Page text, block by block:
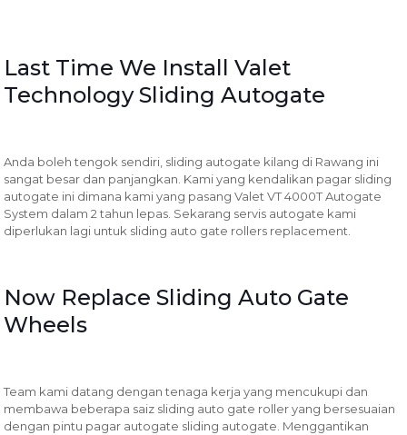
Last Time We Install Valet
Technology Sliding Autogate
Anda boleh tengok sendiri, sliding autogate kilang di Rawang ini
sangat besar dan panjangkan. Kami yang kendalikan pagar sliding
autogate ini dimana kami yang pasang Valet VT 4000T Autogate
System dalam 2 tahun lepas. Sekarang servis autogate kami
diperlukan lagi untuk sliding auto gate rollers replacement.
Now Replace Sliding Auto Gate
Wheels
Team kami datang dengan tenaga kerja yang mencukupi dan
membawa beberapa saiz sliding auto gate roller yang bersesuaian
dengan pintu pagar autogate sliding autogate. Menggantikan